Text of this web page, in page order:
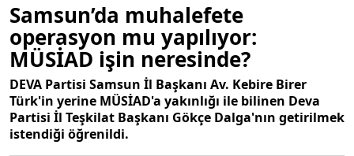
Samsun’da muhalefete
operasyon mu yapılıyor:
MÜSİAD işin neresinde?
DEVA Partisi Samsun İl Başkanı Av. Kebire Birer
Türk'in yerine MÜSİAD'a yakınlığı ile bilinen Deva
Partisi İl Teşkilat Başkanı Gökçe Dalga'nın getirilmek
istendiği öğrenildi.